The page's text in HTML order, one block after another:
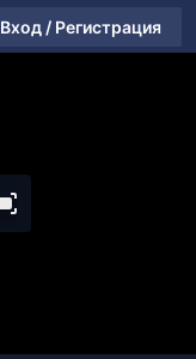
Вход / Регистрация